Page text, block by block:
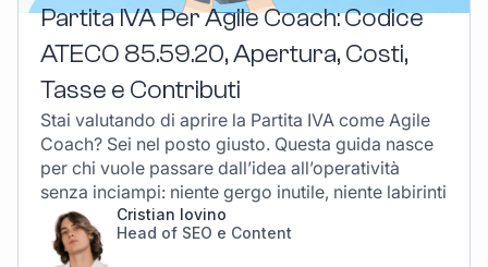
Partita IVA Per Agile Coach: Codice
ATECO 85.59.20, Apertura, Costi,
Tasse e Contributi
Stai valutando di aprire la Partita IVA come Agile
Coach? Sei nel posto giusto. Questa guida nasce
per chi vuole passare dall’idea all’operatività
senza inciampi: niente gergo inutile, niente labirinti
Cristian Iovino
Head of SEO e Content